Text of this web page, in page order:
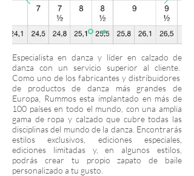
Especialista en danza y líder en calzado de
danza con un servicio superior al cliente.
Como uno de los fabricantes y distribuidores
de productos de danza más grandes de
Europa, Rummos esta implantado en más de
100 países en todo el mundo, con una amplia
gama de ropa y calzado que cubre todas las
disciplinas del mundo de la danza. Encontrarás
estilos exclusivos, ediciones especiales,
ediciones limitadas y, en algunos estilos,
podrás crear tu propio zapato de baile
personalizado a tu gusto.